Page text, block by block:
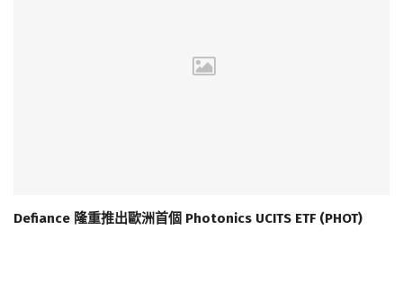
Defiance 隆重推出歐洲首個 Photonics UCITS ETF (PHOT)